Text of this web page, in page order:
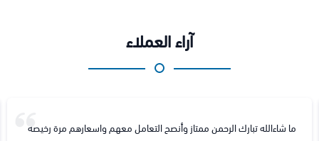
آراء العملاء
ما شاءالله تبارك الرحمن ممتاز وأنصح التعامل معهم واسعارهم مرة رخيصه